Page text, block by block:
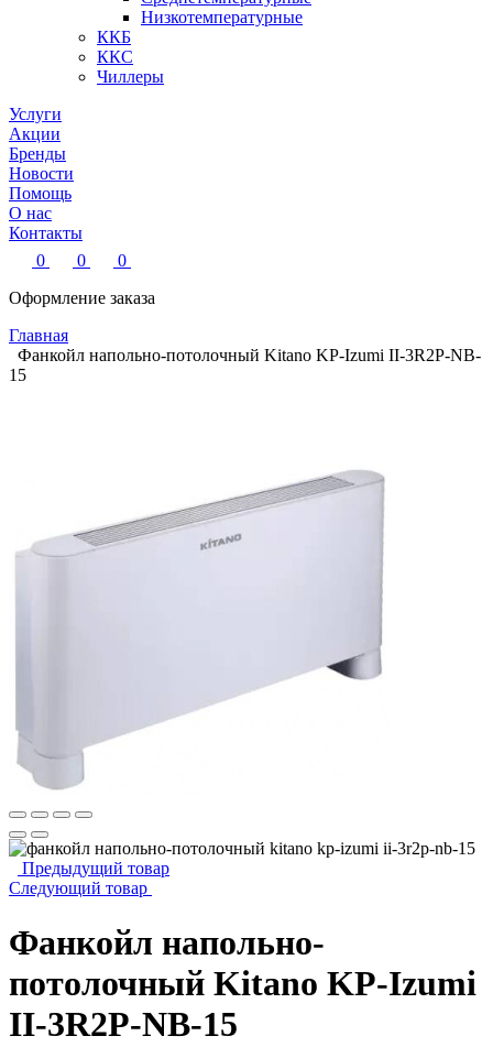
Низкотемпературные
ККБ
ККС
Чиллеры
Услуги
Акции
Бренды
Новости
Помощь
О нас
Контакты
0
0
0
Оформление заказа
Главная
Фанкойл напольно-потолочный Kitano KP-Izumi II-3R2P-NB-
15
Предыдущий товар
Следующий товар
Фанкойл напольно-
потолочный Kitano KP-Izumi
II-3R2P-NB-15